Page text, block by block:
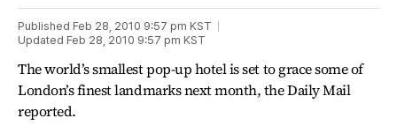
Published Feb 28, 2010 9:57 pm KST
Updated Feb 28, 2010 9:57 pm KST
The world’s smallest pop-up hotel is set to grace some of
London’s finest landmarks next month, the Daily Mail
reported.